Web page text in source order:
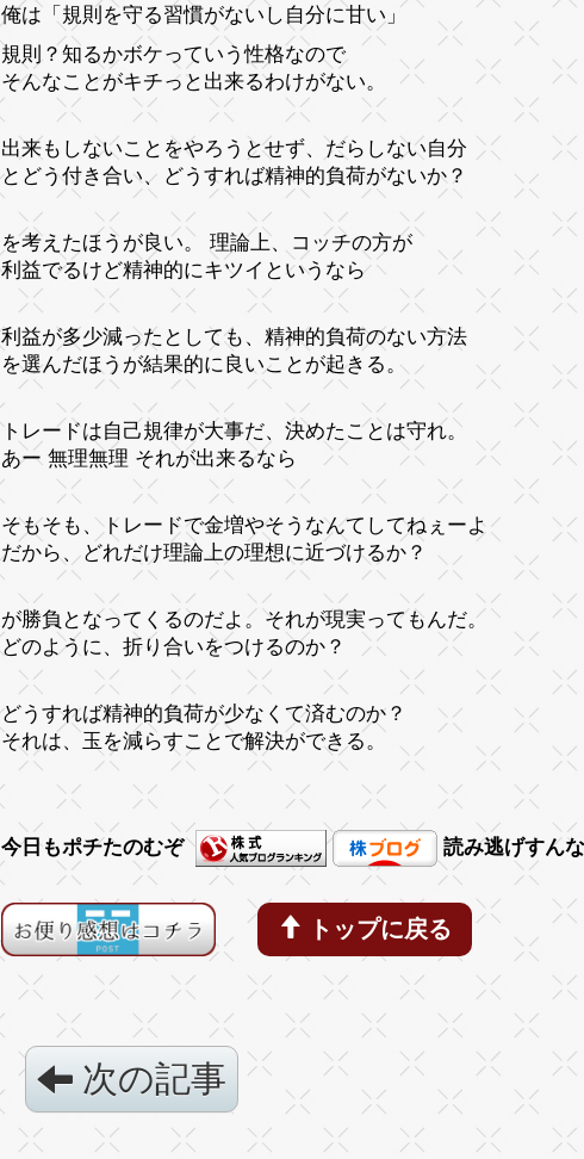
俺は「規則を守る習慣がないし自分に甘い」
規則？知るかボケっていう性格なので
そんなことがキチっと出来るわけがない。
出来もしないことをやろうとせず、だらしない自分
とどう付き合い、どうすれば精神的負荷がないか？
を考えたほうが良い。 理論上、コッチの方が
利益でるけど精神的にキツイというなら
利益が多少減ったとしても、精神的負荷のない方法
を選んだほうが結果的に良いことが起きる。
トレードは自己規律が大事だ、決めたことは守れ。
あー 無理無理 それが出来るなら
そもそも、トレードで金増やそうなんてしてねぇーよ
だから、どれだけ理論上の理想に近づけるか？
が勝負となってくるのだよ。それが現実ってもんだ。
どのように、折り合いをつけるのか？
どうすれば精神的負荷が少なくて済むのか？
それは、玉を減らすことで解決ができる。
今日もポチたのむぞ 読み逃げすん
トップに戻る
次の記事